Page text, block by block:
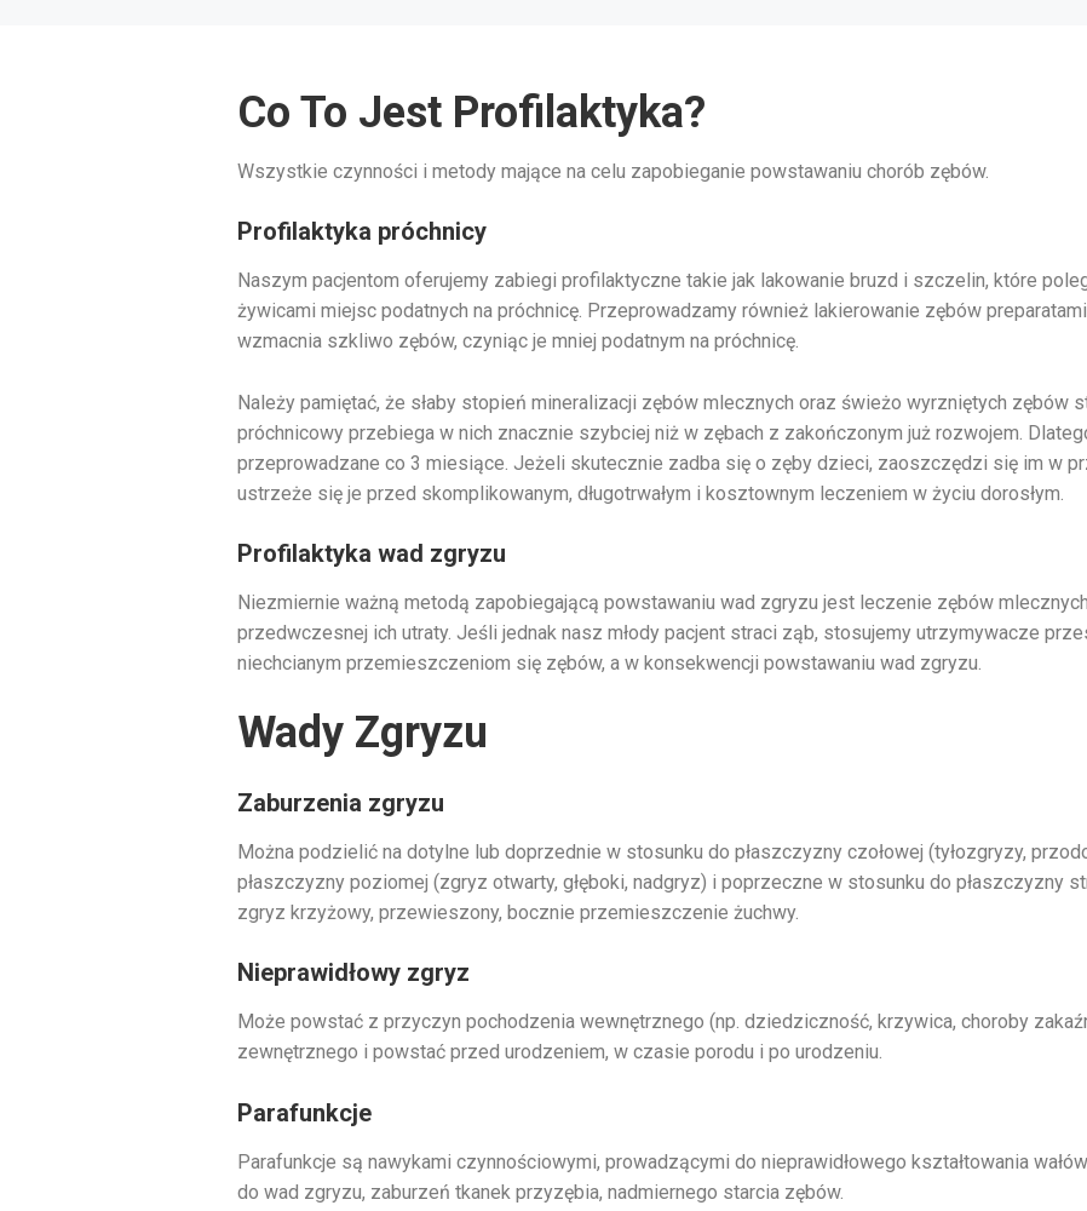
Co To Jest Profilaktyka?
Wszystkie czynności i metody mające na celu zapobieganie powstawaniu chorób zębów.
Profilaktyka próchnicy
Naszym pacjentom oferujemy zabiegi profilaktyczne takie jak lakowanie bruzd i szczelin, które
żywicami miejsc podatnych na próchnicę. Przeprowadzamy również lakierowanie zębów
wzmacnia szkliwo zębów, czyniąc je mniej podatnym na próchnicę.
Należy pamiętać, że słaby stopień mineralizacji zębów mlecznych oraz świeżo wyrzniętych zębów
próchnicowy przebiega w nich znacznie szybciej niż w zębach z zakończonym już rozwojem.
przeprowadzane co 3 miesiące. Jeżeli skutecznie zadba się o zęby dzieci, zaoszczędzi się im w
ustrzeże się je przed skomplikowanym, długotrwałym i kosztownym leczeniem w życiu dorosłym.
Profilaktyka wad zgryzu
Niezmiernie ważną metodą zapobiegającą powstawaniu wad zgryzu jest leczenie zębów
przedwczesnej ich utraty. Jeśli jednak nasz młody pacjent straci ząb, stosujemy utrzymywacze
niechcianym przemieszczeniom się zębów, a w konsekwencji powstawaniu wad zgryzu.
Wady Zgryzu
Zaburzenia zgryzu
Można podzielić na dotylne lub doprzednie w stosunku do płaszczyzny czołowej (tyłozgryzy,
płaszczyzny poziomej (zgryz otwarty, głęboki, nadgryz) i poprzeczne w stosunku do płaszczyzny
zgryz krzyżowy, przewieszony, bocznie przemieszczenie żuchwy.
Nieprawidłowy zgryz
Może powstać z przyczyn pochodzenia wewnętrznego (np. dziedziczność, krzywica, choroby
zewnętrznego i powstać przed urodzeniem, w czasie porodu i po urodzeniu.
Parafunkcje
Parafunkcje są nawykami czynnościowymi, prowadzącymi do nieprawidłowego kształtowania
do wad zgryzu, zaburzeń tkanek przyzębia, nadmiernego starcia zębów.